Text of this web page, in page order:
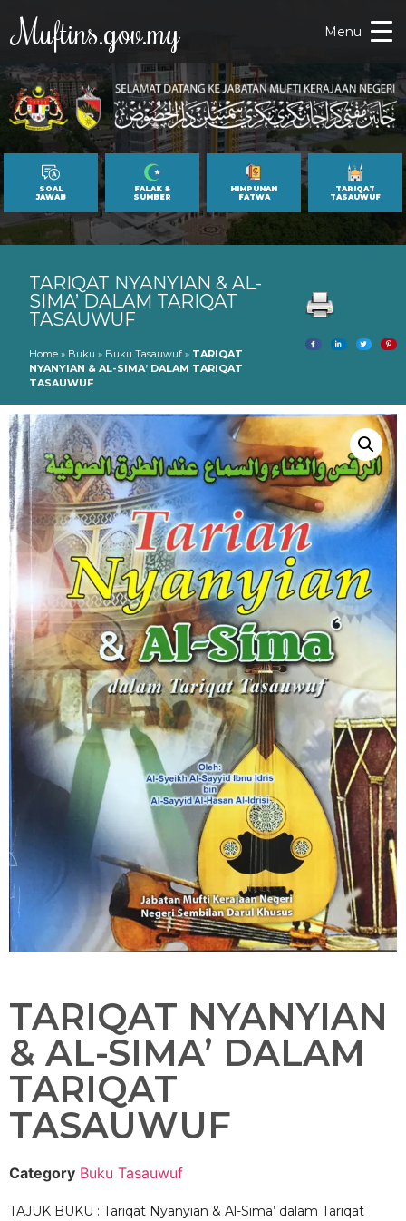
Muftins.gov.my Menu
SOAL
JAWAB
FALAK &
SUMBER
HIMPUNAN
FATWA
TARIQAT
TASAUWUF
TARIQAT NYANYIAN & AL-
SIMA’ DALAM TARIQAT
TASAUWUF
Home » Buku » Buku Tasauwuf » TARIQAT
NYANYIAN & AL-SIMA’ DALAM TARIQAT
TASAUWUF
TARIQAT NYANYIAN
& AL-SIMA’ DALAM
TARIQAT
TASAUWUF
Category Buku Tasauwuf
TAJUK BUKU : Tariqat Nyanyian & Al-Sima’ dalam Tariqat